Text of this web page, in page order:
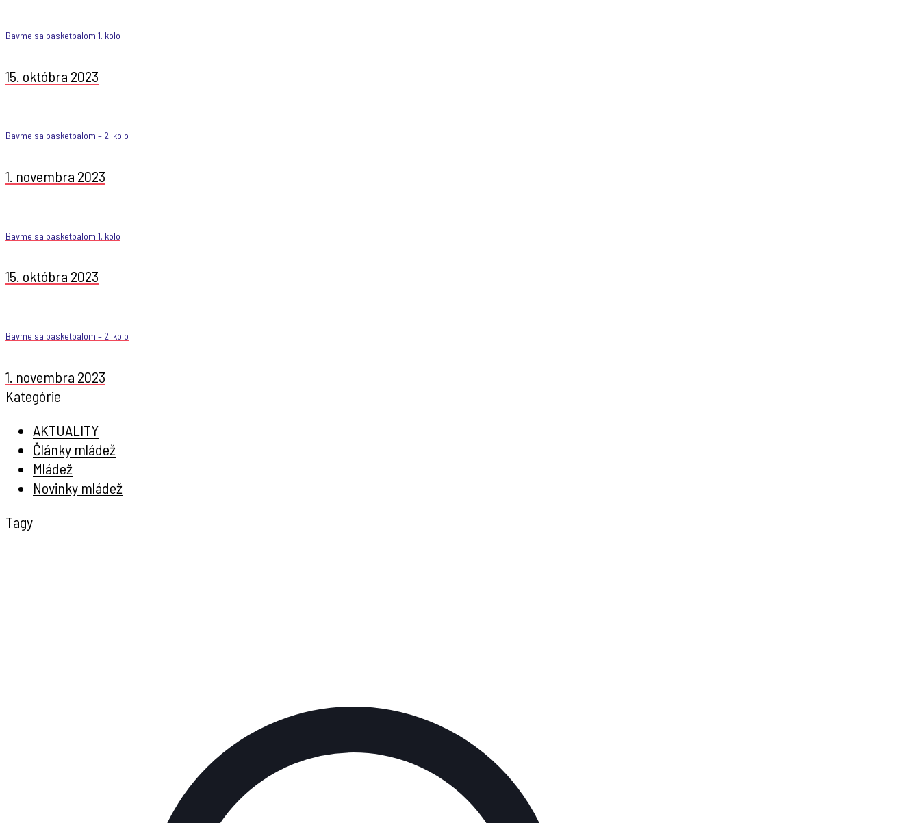
Bavme sa basketbalom 1. kolo
15. októbra 2023
Bavme sa basketbalom – 2. kolo
1. novembra 2023
Bavme sa basketbalom 1. kolo
15. októbra 2023
Bavme sa basketbalom – 2. kolo
1. novembra 2023
Kategórie
AKTUALITY
Články mládež
Mládež
Novinky mládež
Tagy